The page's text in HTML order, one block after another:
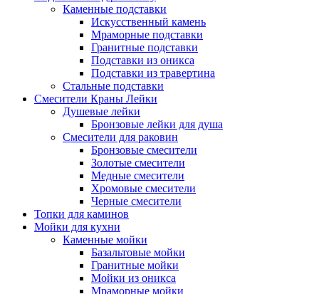
Каменные подставки
Искусственный камень
Мраморные подставки
Гранитные подставки
Подставки из оникса
Подставки из травертина
Стальные подставки
Смесители Краны Лейки
Душевые лейки
Бронзовые лейки для душа
Смесители для раковин
Бронзовые смесители
Золотые смесители
Медные смесители
Хромовые смесители
Черные смесители
Топки для каминов
Мойки для кухни
Каменные мойки
Базальтовые мойки
Гранитные мойки
Мойки из оникса
Мраморные мойки